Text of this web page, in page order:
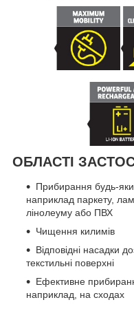
ОБЛАСТІ
Прибирання будь-
наприклад паркету,
лінолеуму або ПВХ
Чищення килимів
Відповідні насадки
текстильні поверхні
Ефективне
наприклад, на сходах